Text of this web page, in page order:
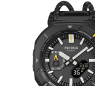
采用独创的旋转护桥
时，表圈能隐藏按钮
度，按钮便会显露，
佩戴舒适，环保先行